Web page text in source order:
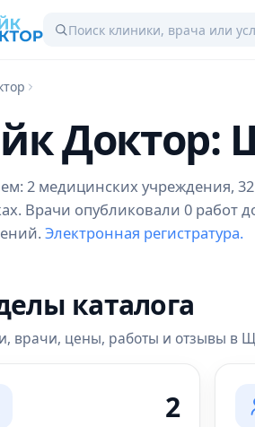
Доктор:
2 медицинских учреждения,
Врачи опубликовали 0 работ
Электронная регистратура.
каталога
врачи, цены, работы и отзывы в
2